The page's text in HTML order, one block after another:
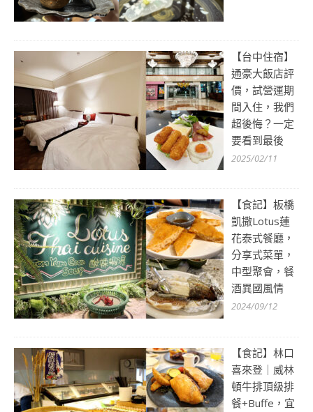
【台中住宿】
通豪大飯店評
價，試營運期
間入住，我們
超後悔？一定
要看到最後
2025/02/11
【食記】板橋
凱撒Lotus蓮
花泰式餐廳，
分享式菜單，
中型聚會，餐
酒異國風情
2024/09/12
【食記】林口
喜來登｜威林
頓牛排頂級排
餐+Buffe，宜